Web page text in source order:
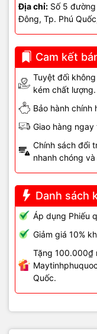
Địa chỉ: Số 5
Đông, Tp. Phú
Cam kết
Tuyệt đối
kém chất lượng.
Bảo hành chính
Giao hàng ngay
Chính sách đổi
nhanh chóng
Danh sách
Áp dụng Phiếu
Giảm giá 10%
Tặng 100.000₫
Quốc.